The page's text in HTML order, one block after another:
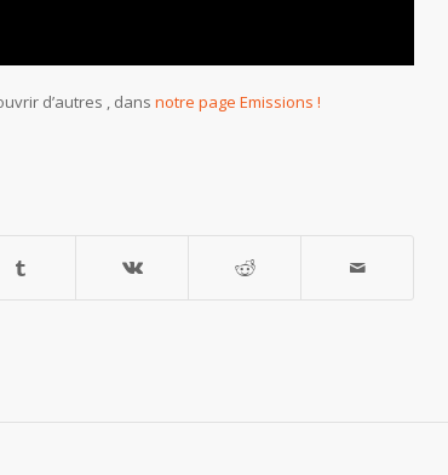
d’autres , dans notre page Emissions !